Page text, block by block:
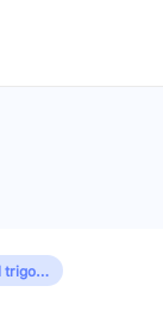
Trigonométrie 1 (Règles du calcul trigonométrique)